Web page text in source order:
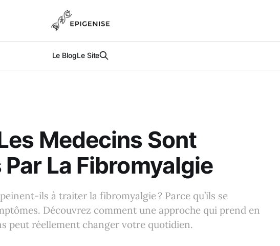
Le BlogLe Site
Medecins Sont
La Fibromyalgie
ils à traiter la fibromyalgie ? Parce qu’ils se
Découvrez comment une approche qui prend en
peut réellement changer votre quotidien.